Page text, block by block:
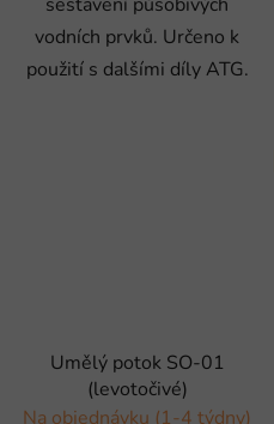
vodních prvků. Určeno k
použití s dalšími díly ATG.
Umělý potok SO-01
(levotočivé)
Na objednávku (1-4 týdny)